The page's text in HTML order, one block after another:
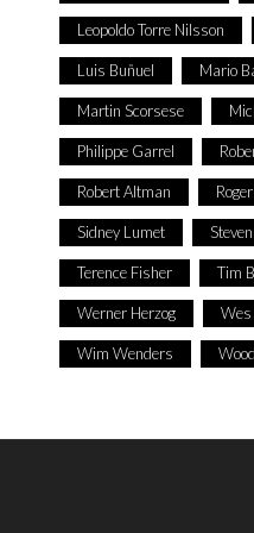
Leopoldo Torre Nilsson
Luis Buñuel Mario
Martin Scorsese
Philippe Garrel
Robert Altman
Sidney Lumet
Terence Fisher Tim
Werner Herzog Wes
Wim Wenders